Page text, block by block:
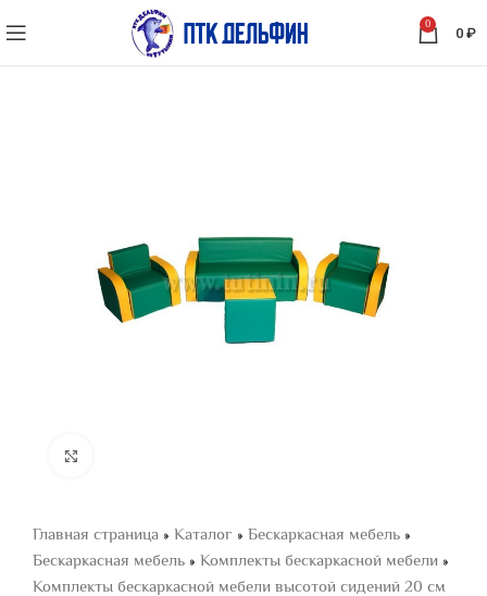
0
0 ₽
Главная страница » Каталог » Бескаркасная мебель »
Бескаркасная мебель » Комплекты бескаркасной мебели »
Комплекты бескаркасной мебели высотой сидений 20 см